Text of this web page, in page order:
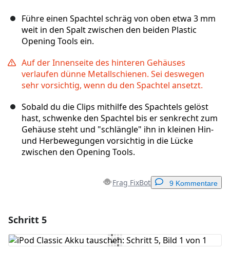
Führe einen Spachtel schräg von oben etwa 3 mm
weit in den Spalt zwischen den beiden Plastic
Opening Tools ein.
Auf der Innenseite des hinteren Gehäuses
verlaufen dünne Metallschienen. Sei deswegen
sehr vorsichtig, wenn du den Spachtel ansetzt.
Sobald du die Clips mithilfe des Spachtels gelöst
hast, schwenke den Spachtel bis er senkrecht zum
Gehäuse steht und "schlängle" ihn in kleinen Hin-
und Herbewegungen vorsichtig in die Lücke
zwischen den Opening Tools.
Frag FixBot 9 Kommentare
Kommentar hinzufügen
Schritt 5